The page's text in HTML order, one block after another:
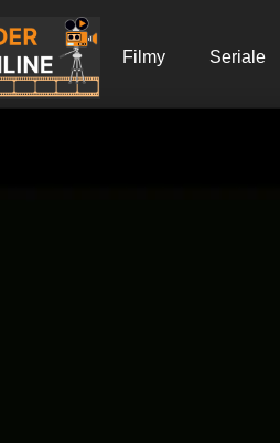
Filmy Seriale